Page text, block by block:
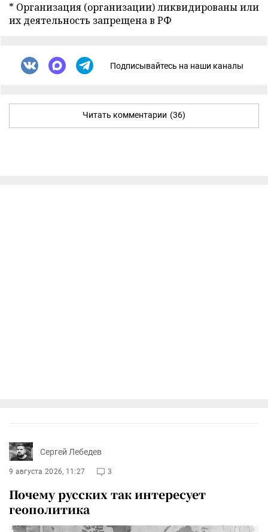
* Организация (организации) ликвидированы или
их деятельность запрещена в РФ
Подписывайтесь на наши каналы
Читать комментарии (36)
Сергей Лебедев
9 августа 2026, 11:27 3
Почему русских так интересует
геополитика